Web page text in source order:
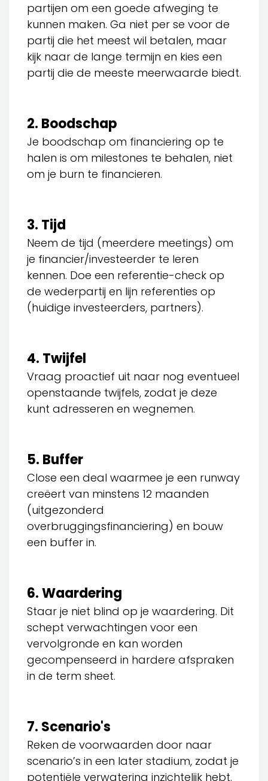
partijen om een goede afweging te
kunnen maken. Ga niet per se voor de
partij die het meest wil betalen, maar
kijk naar de lange termijn en kies een
partij die de meeste meerwaarde biedt.
2. Boodschap
Je boodschap om financiering op te
halen is om milestones te behalen, niet
om je burn te financieren.
3. Tijd
Neem de tijd (meerdere meetings) om
je financier/investeerder te leren
kennen. Doe een referentie-check op
de wederpartij en lijn referenties op
(huidige investeerders, partners).
4. Twijfel
Vraag proactief uit naar nog eventueel
openstaande twijfels, zodat je deze
kunt adresseren en wegnemen.
5. Buffer
Close een deal waarmee je een runway
creëert van minstens 12 maanden
(uitgezonderd
overbruggingsfinanciering) en bouw
een buffer in.
6. Waardering
Staar je niet blind op je waardering. Dit
schept verwachtingen voor een
vervolgronde en kan worden
gecompenseerd in hardere afspraken
in de term sheet.
7. Scenario's
Reken de voorwaarden door naar
scenario’s in een later stadium, zodat je
potentiële verwatering inzichtelijk hebt.